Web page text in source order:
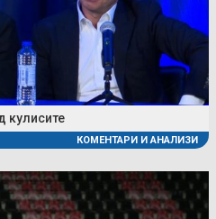
кулисите
КОМЕНТАРИ И АНАЛИЗИ